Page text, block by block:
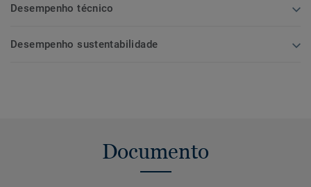
Desempenho técnico
Desempenho sustentabilidade
Documento